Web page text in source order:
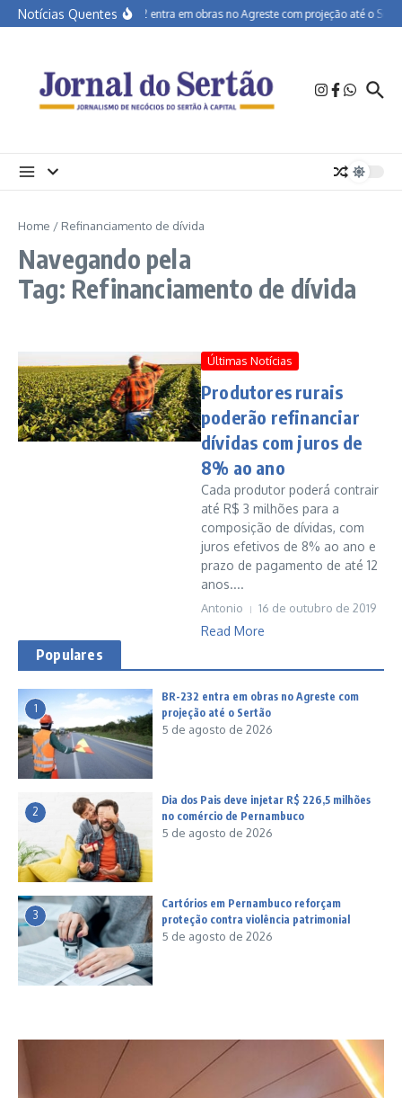
Ir para o conteúdo
Notícias QuentesBR-232 entra em obras no Agreste com projeção até o Sertão
Home / Refinanciamento de dívida
Navegando pela
Tag: Refinanciamento de dívida
Últimas Notícias
Produtores rurais
poderão refinanciar
dívidas com juros de
8% ao ano
Cada produtor poderá contrair
até R$ 3 milhões para a
composição de dívidas, com
juros efetivos de 8% ao ano e
prazo de pagamento de até 12
anos....
Antonio 16 de outubro de 2019
Read More
Populares
1
BR-232 entra em obras no Agreste com
projeção até o Sertão
5 de agosto de 2026
2
Dia dos Pais deve injetar R$ 226,5 milhões
no comércio de Pernambuco
5 de agosto de 2026
3
Cartórios em Pernambuco reforçam
proteção contra violência patrimonial
5 de agosto de 2026